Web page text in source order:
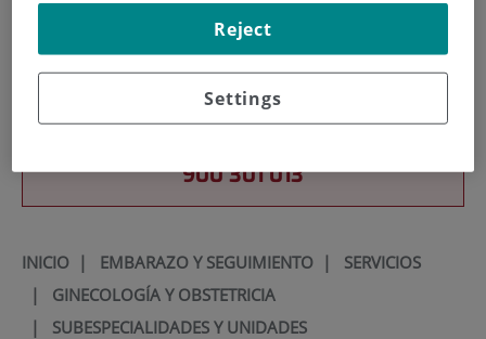
900 301 013
INICIO| EMBARAZO Y SEGUIMIENTO| SERVICIOS
| GINECOLOGÍA Y OBSTETRICIA
| SUBESPECIALIDADES Y UNIDADES
Settings
Reject